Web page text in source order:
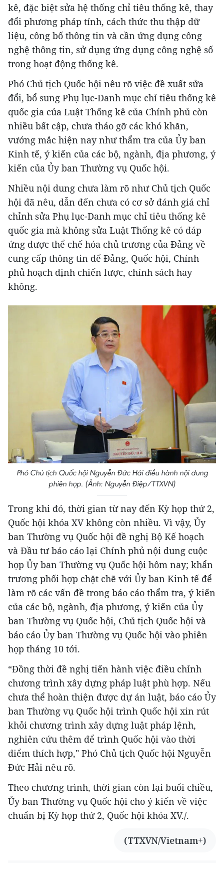
kê, đặc biệt sửa hệ thống chỉ tiêu thống kê, thay
đổi phương pháp tính, cách thức thu thập dữ
liệu, công bố thông tin và cần ứng dụng công
nghệ thông tin, sử dụng ứng dụng công nghệ số
trong hoạt động thống kê.
Phó Chủ tịch Quốc hội nêu rõ việc đề xuất sửa
đổi, bổ sung Phụ lục-Danh mục chỉ tiêu thống kê
quốc gia của Luật Thống kê của Chính phủ còn
nhiều bất cập, chưa tháo gỡ các khó khăn,
vướng mắc hiện nay như thẩm tra của Ủy ban
Kinh tế, ý kiến của các bộ, ngành, địa phương, ý
kiến của Ủy ban Thường vụ Quốc hội.
Nhiều nội dung chưa làm rõ như Chủ tịch Quốc
hội đã nêu, dẫn đến chưa có cơ sở đánh giá chỉ
chỉnh sửa Phụ lục-Danh mục chỉ tiêu thống kê
quốc gia mà không sửa Luật Thống kê có đáp
ứng được thể chế hóa chủ trương của Đảng về
cung cấp thông tin để Đảng, Quốc hội, Chính
phủ hoạch định chiến lược, chính sách hay
không.
Phó Chủ tịch Quốc hội Nguyễn Đức Hải điều hành nội dung
phiên họp. (Ảnh: Nguyễn Điệp/TTXVN)
Trong khi đó, thời gian từ nay đến Kỳ họp thứ 2,
Quốc hội khóa XV không còn nhiều. Vì vậy, Ủy
ban Thường vụ Quốc hội đề nghị Bộ Kế hoạch
và Đầu tư báo cáo lại Chính phủ nội dung cuộc
họp Ủy ban Thường vụ Quốc hội hôm nay; khẩn
trương phối hợp chặt chẽ với Ủy ban Kinh tế để
làm rõ các vấn đề trong báo cáo thẩm tra, ý kiến
của các bộ, ngành, địa phương, ý kiến của Ủy
ban Thường vụ Quốc hội, Chủ tịch Quốc hội và
báo cáo Ủy ban Thường vụ Quốc hội vào phiên
họp tháng 10 tới.
“Đồng thời đề nghị tiến hành việc điều chỉnh
chương trình xây dựng pháp luật phù hợp. Nếu
chưa thể hoàn thiện được dự án luật, báo cáo Ủy
ban Thường vụ Quốc hội trình Quốc hội xin rút
khỏi chương trình xây dựng luật pháp lệnh,
nghiên cứu thêm để trình Quốc hội vào thời
điểm thích hợp," Phó Chủ tịch Quốc hội Nguyễn
Đức Hải nêu rõ.
Theo chương trình, thời gian còn lại buổi chiều,
Ủy ban Thường vụ Quốc hội cho ý kiến về việc
chuẩn bị Kỳ họp thứ 2, Quốc hội khóa XV./.
(TTXVN/Vietnam+)